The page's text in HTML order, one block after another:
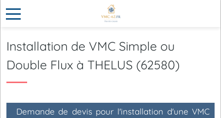
Installation de VMC Simple ou
Double Flux à THELUS (62580)
Demande de devis pour l'installation d'une VMC